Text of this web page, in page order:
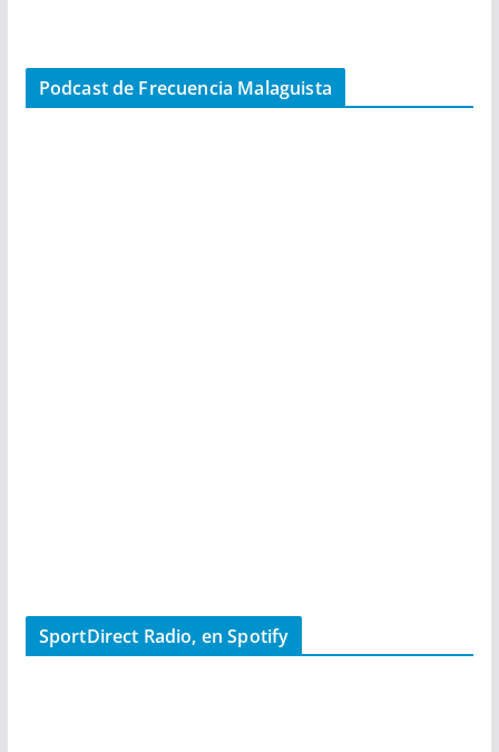
Podcast de Frecuencia Malaguista
SportDirect Radio, en Spotify